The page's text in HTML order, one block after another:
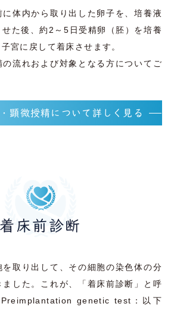
体内から取り出した卵子を、培養液
た後、約2～5日受精卵（胚）を培養
宮に戻して着床させます。
の流れおよび対象となる方についてご
顕微授精について詳しく見る
着床前診断
取り出して、その細胞の染色体の分
した。これが、「着床前診断」と呼
genetic test：以下